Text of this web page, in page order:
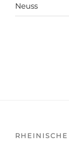
Neuss